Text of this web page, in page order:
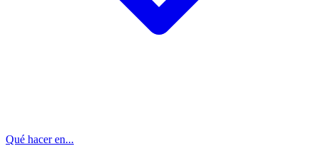
Qué hacer en...